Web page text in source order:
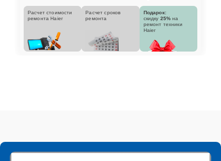
Расчет стоимости
ремонта Haier
Расчет сроков
ремонта
Подарок:
скидку 25% на
ремонт техники
Haier